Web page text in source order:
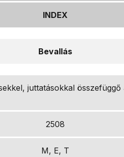
INDEX
Bevallás
juttatásokkal
2508
M, E, T